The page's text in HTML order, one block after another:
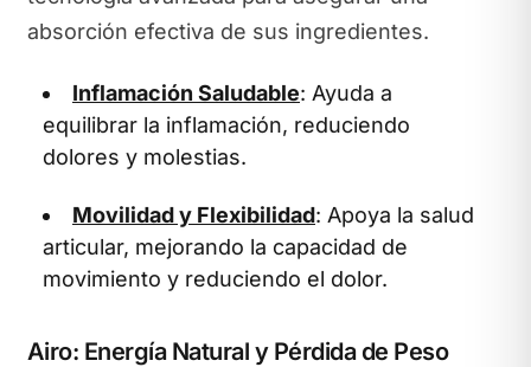
absorción efectiva de sus ingredientes.
Inflamación Saludable: Ayuda a
equilibrar la inflamación, reduciendo
dolores y molestias.
Movilidad y Flexibilidad: Apoya la salud
articular, mejorando la capacidad de
movimiento y reduciendo el dolor.
Airo: Energía Natural y Pérdida de Peso